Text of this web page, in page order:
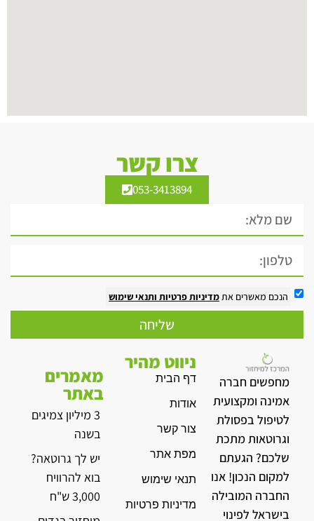
צרו קשר
053-3413894
הנכם מאשרים אתמדיניות פרטיות ותנאי שימוש
שליחה
מחפשים חברה
אמינה ומקצועית
לטיפול בפסולת
וגרוטאות מתכת
שלכם? הגעתם
למקום הנכון! אנו
החברה המובילה
בישראל לפינוי
ניווט מהיר
דף הבית
אודות
צור קשר
מפת אתר
תנאי שימוש
מדיניות פרטיות
מאמרים
באתר
3 מיליון צמיגים
בשנה
יש לך גרוטאה?
בוא להרוויח
3,000 ש"ח